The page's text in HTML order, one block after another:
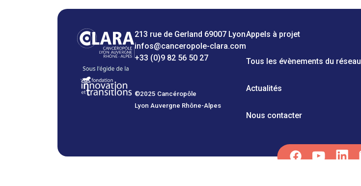
213 rue de Gerland 69007 Lyon
infos@canceropole-clara.com
+33 (0)9 82 56 50 27
©2025 Cancéropôle
Lyon Auvergne Rhône-Alpes
Appels à projet
Tous les évènements du réseau
Actualités
Nous contacter